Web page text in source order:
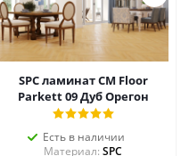
SPC ламинат CM Floor
Parkett 09 Дуб Орегон
Есть в наличии
Материал: SPC